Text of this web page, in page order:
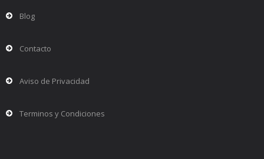
Blog
Contacto
Aviso de Privacidad
Terminos y Condiciones